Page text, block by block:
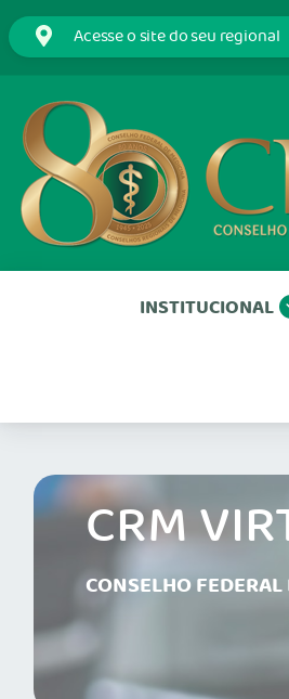
INSTITUCIONAL
CRM
CONSELHO